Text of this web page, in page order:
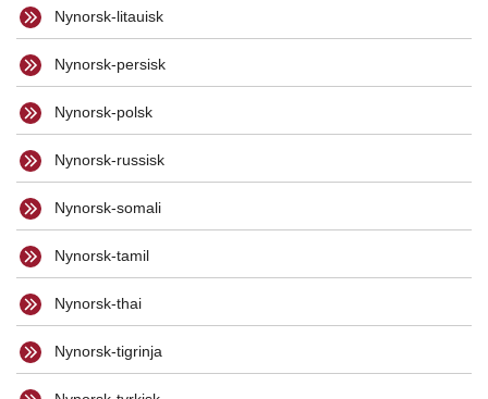
Nynorsk-litauisk
Nynorsk-persisk
Nynorsk-polsk
Nynorsk-russisk
Nynorsk-somali
Nynorsk-tamil
Nynorsk-thai
Nynorsk-tigrinja